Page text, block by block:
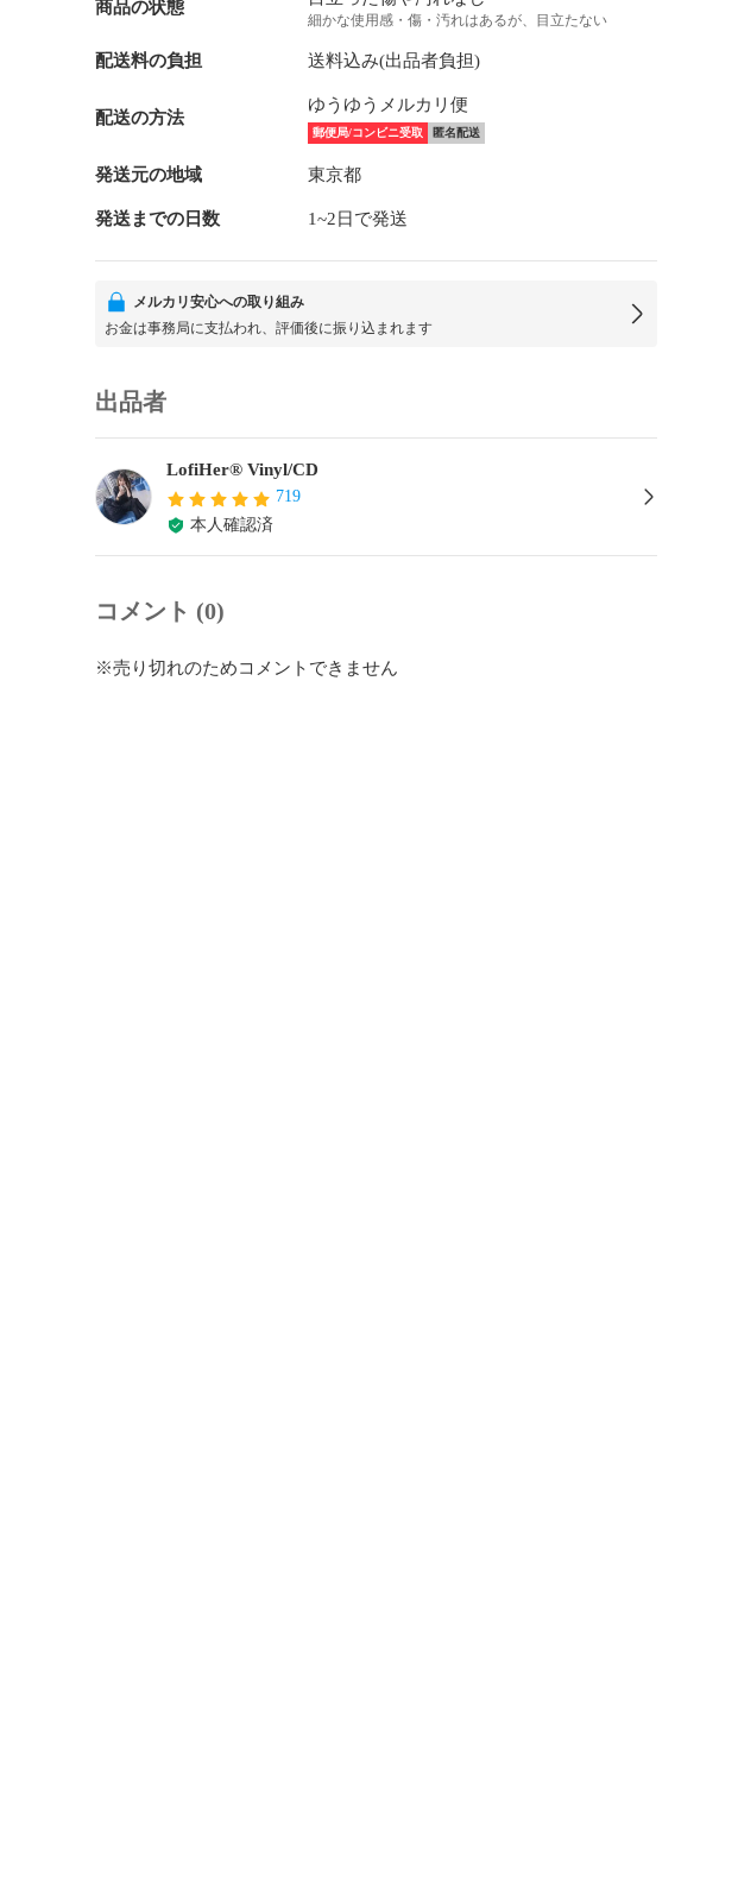
商品の状態
細かな使用感・傷・汚れはあるが、目立たない
配送料の負担 送料込み(出品者負担)
配送の方法
ゆうゆうメルカリ便
郵便局/コンビニ受取 匿名配送
発送元の地域 東京都
発送までの日数 1~2日で発送
メルカリ安心への取り組み
お金は事務局に支払われ、評価後に振り込まれます
出品者
LofiHer® Vinyl/CD
719
本人確認済
コメント (0)
※売り切れのためコメントできません